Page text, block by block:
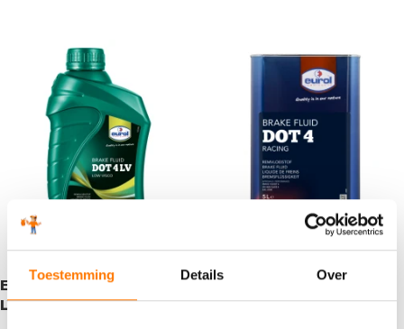
Toestemming Details Over
Eurol Remvloeistof DOT 4
LV
Eurol Brake Fluid DOT 4
Racing